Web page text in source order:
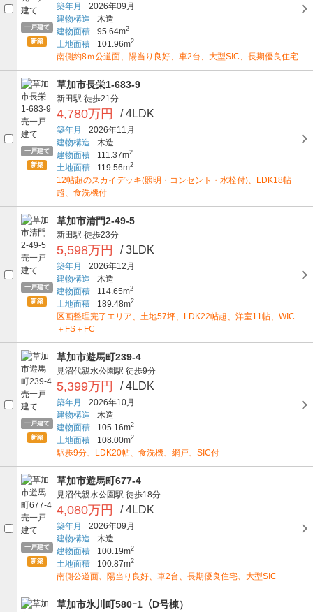
一戸建て
新築
築年月
2026年09月
建物構造
木造
建物面積
95.64m2
土地面積 101.96m2
南側約8ｍ公道面、陽当り良好、車2台、大型SIC、長期優良住宅
一戸建て
新築
草加市長栄1-683-9
新田駅 徒歩21分
4,780万円 / 4LDK
築年月
2026年11月
建物構造
木造
建物面積
111.37m2
土地面積 119.56m2
12帖超のスカイデッキ(照明・コンセント・水栓付)、LDK18帖
超、食洗機付
一戸建て
新築
草加市清門2-49-5
新田駅 徒歩23分
5,598万円 / 3LDK
築年月
2026年12月
建物構造
木造
建物面積
114.65m2
土地面積 189.48m2
区画整理完了エリア、土地57坪、LDK22帖超、洋室11帖、WIC
＋FS＋FC
一戸建て
新築
草加市遊馬町239-4
見沼代親水公園駅 徒歩9分
5,399万円 / 4LDK
築年月
2026年10月
建物構造
木造
建物面積
105.16m2
土地面積 108.00m2
駅歩9分、LDK20帖、食洗機、網戸、SIC付
一戸建て
新築
草加市遊馬町677-4
見沼代親水公園駅 徒歩18分
4,080万円 / 4LDK
築年月
2026年09月
建物構造
木造
建物面積
100.19m2
土地面積 100.87m2
南側公道面、陽当り良好、車2台、長期優良住宅、大型SIC
草加市氷川町580ｰ1（D号棟）